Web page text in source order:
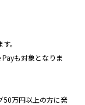
。
も対象となりま
50万円以上の方に発